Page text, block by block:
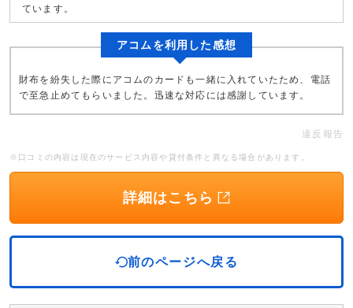
ています。
アコムを利用した感想
財布を紛失した際にアコムのカードも一緒に入れていたため、電話
で至急止めてもらいました。迅速な対応には感謝しています。
違反報告
※口コミの内容は現在のサービス内容や貸付条件と異なる場合があります。
詳細はこちら
前のページへ戻る